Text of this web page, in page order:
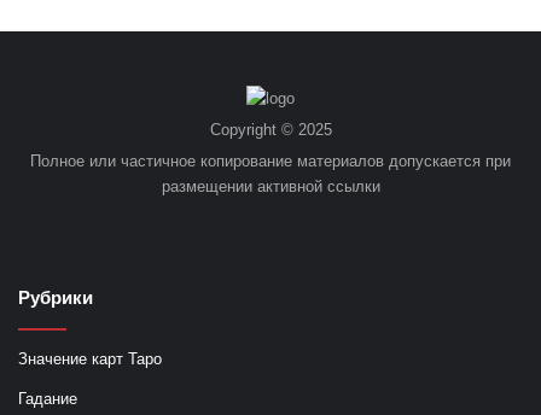
Copyright © 2025
Полное или частичное копирование материалов допускается при
размещении активной ссылки
Рубрики
Значение карт Таро
Гадание